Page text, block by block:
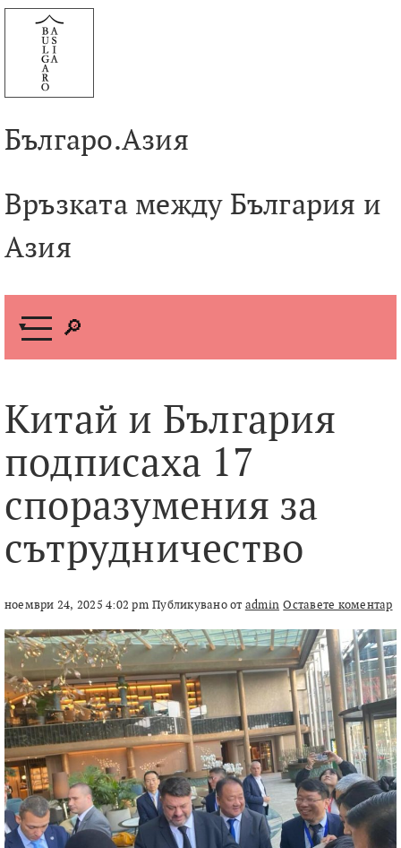
Към
съдържанието
Българо.Азия
Връзката между България и
Азия
М
н
Китай и България
подписаха 17
споразумения за
сътрудничество
ноември 24, 2025 4:02 pm Публикувано от admin Оставете коментар